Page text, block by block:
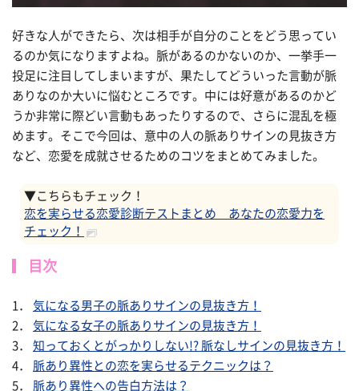
好きな人ができたら、次は相手が自分のことをどう思ってい
るのか気になりますよね。脈があるのかないのか、一挙手一
投足に注目してしまいますが、果たしてどういった言動が脈
ありなのか大いに悩むところです。中には好意があるのかど
うか非常に際どい言動もあったりするので、さらに混乱を極
めます。そこで今回は、意中の人の脈ありサインの見抜き方
など、恋愛を成就させるためのコツをまとめてみました。
▼こちらもチェック！
恋を実らせる恋愛診断テストまとめ あなたの恋愛力を
チェック！
目次
1． 気になる男子の脈ありサインの見抜き方！
2． 気になる女子の脈ありサインの見抜き方！
3． 知っておくとがっかりしない!? 脈なしサインの見抜き方！
4． 脈あり異性との恋を実らせるテクニックは？
5． 脈あり異性への告白方法は？